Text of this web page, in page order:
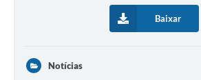
Baixar
Notícias